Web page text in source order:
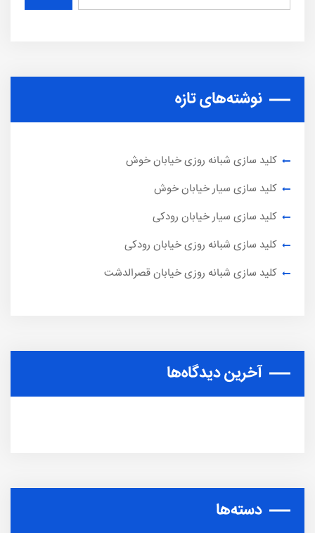
نوشته‌های تازه
کلید سازی شبانه روزی خیابان خوش
کلید سازی سیار خیابان خوش
کلید سازی سیار خیابان رودکی
کلید سازی شبانه روزی خیابان رودکی
کلید سازی شبانه روزی خیابان قصرالدشت
آخرین دیدگاه‌ها
دسته‌ها